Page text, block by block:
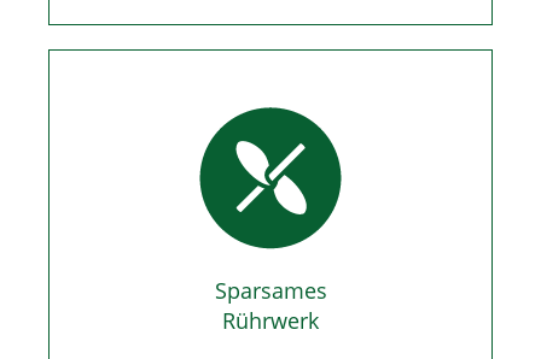
Sparsames
Rührwerk